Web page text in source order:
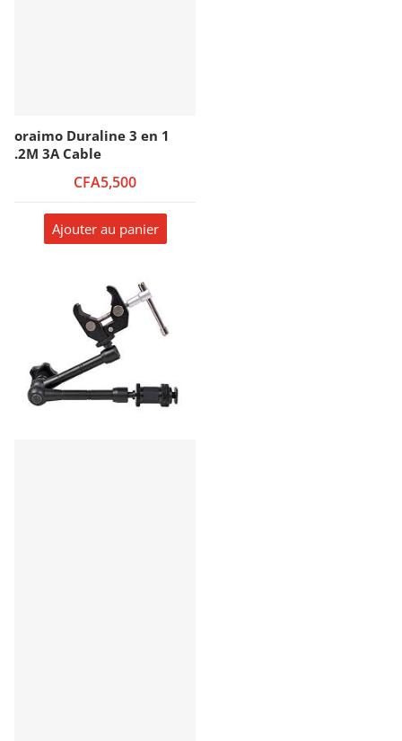
oraimo Duraline 3 en 1
.2M 3A Cable
CFA5,500
Ajouter au panier